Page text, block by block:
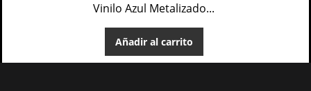
Vinilo Azul Metalizado...
Añadir al carrito